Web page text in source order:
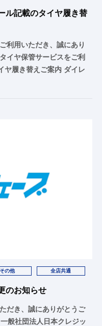
ル記載のタイヤ履き替
利用いただき、誠にあり
イヤ保管サービスをご利
ヤ履き替えご案内 ダイレ
その他 全店共通
のお知らせ
だき、誠にありがとうご
般社団法人日本クレジッ